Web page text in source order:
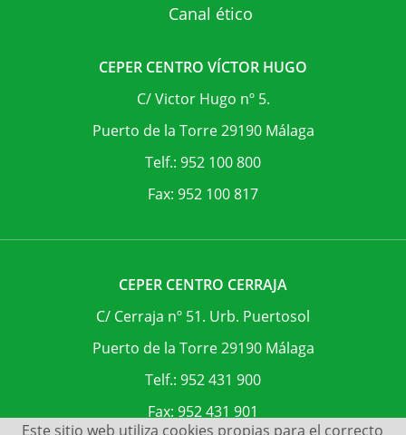
Canal ético
CEPER CENTRO VÍCTOR HUGO
C/ Victor Hugo nº 5.
Puerto de la Torre 29190 Málaga
Telf.: 952 100 800
Fax: 952 100 817
CEPER CENTRO CERRAJA
C/ Cerraja nº 51. Urb. Puertosol
Puerto de la Torre 29190 Málaga
Telf.: 952 431 900
Fax: 952 431 901
Este sitio web utiliza cookies propias para el correcto